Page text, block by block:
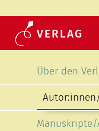
VERLAG
Navigation
Über den